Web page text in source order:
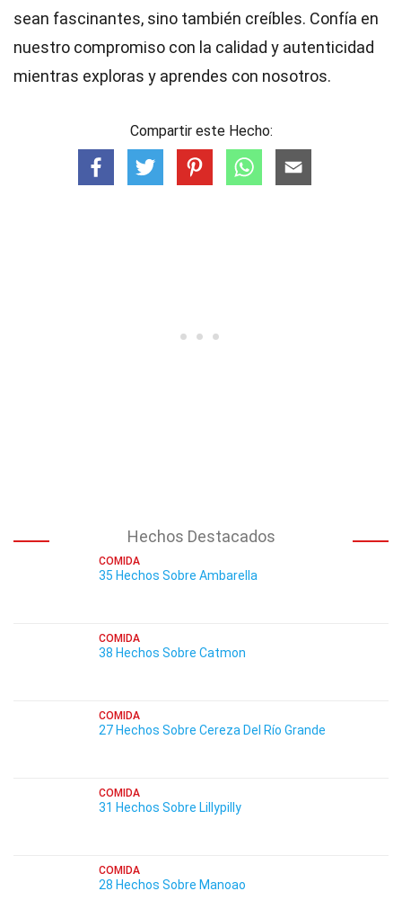
sean fascinantes, sino también creíbles. Confía en
nuestro compromiso con la calidad y autenticidad
mientras exploras y aprendes con nosotros.
Compartir este Hecho:
Hechos Destacados
COMIDA
35 Hechos Sobre Ambarella
COMIDA
38 Hechos Sobre Catmon
COMIDA
27 Hechos Sobre Cereza Del Río Grande
COMIDA
31 Hechos Sobre Lillypilly
COMIDA
28 Hechos Sobre Manoao